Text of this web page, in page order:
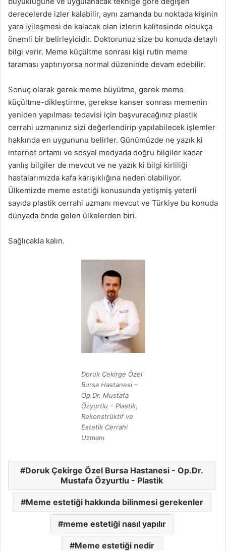
derecelerde izler kalabilir, aynı zamanda bu noktada kişinin
yara iyileşmesi de kalacak olan izlerin kalitesinde oldukça
önemli bir belirleyicidir. Doktorunuz size bu konuda detaylı
bilgi verir. Meme küçültme sonrası kişi rutin meme
taraması yaptırıyorsa normal düzeninde devam edebilir.
Sonuç olarak gerek meme büyütme, gerek meme
küçültme-dikleştirme, gerekse kanser sonrası memenin
yeniden yapılması tedavisi için başvuracağınız plastik
cerrahi uzmanınız sizi değerlendirip yapılabilecek işlemler
hakkında en uygununu belirler. Günümüzde ne yazık ki
internet ortamı ve sosyal medyada doğru bilgiler kadar
yanlış bilgiler de mevcut ve ne yazık ki bilgi kirliliği
hastalarımızda kafa karışıklığına neden olabiliyor.
Ülkemizde meme estetiği konusunda yetişmiş yeterli
sayıda plastik cerrahi uzmanı mevcut ve Türkiye bu konuda
dünyada önde gelen ülkelerden biri.
Sağlıcakla kalın.
Doruk Çekirge Özel
Bursa Hastanesi –
Op.Dr. Mustafa
Özyurtlu – Plastik,
Rekonstrüktif ve
Estetik Cerrahi
Uzmanı
Doruk Çekirge Özel Bursa Hastanesi - Op.Dr.
Mustafa Özyurtlu - Plastik
Meme estetiği hakkında bilinmesi gerekenler
meme estetiği nasıl yapılır
Meme estetiği nedir